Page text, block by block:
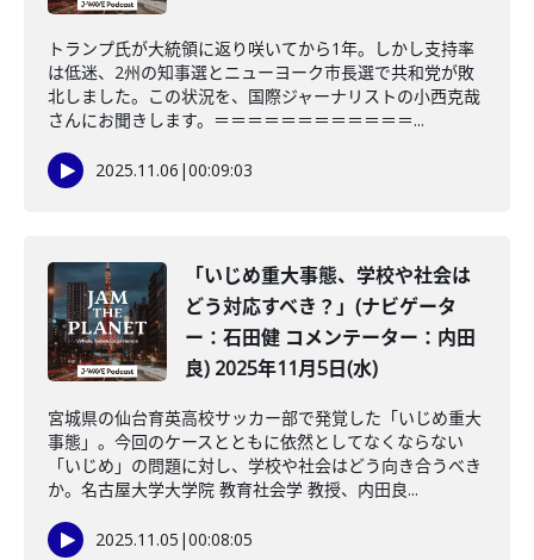
トランプ氏が大統領に返り咲いてから1年。しかし支持率
は低迷、2州の知事選とニューヨーク市長選で共和党が敗
北しました。この状況を、国際ジャーナリストの小西克哉
さんにお聞きします。＝＝＝＝＝＝＝＝＝＝＝＝...
2025.11.06 |00:09:03
「いじめ重大事態、学校や社会は
どう対応すべき？」(ナビゲータ
ー：石田健 コメンテーター：内田
良) 2025年11月5日(水)
宮城県の仙台育英高校サッカー部で発覚した「いじめ重大
事態」。今回のケースとともに依然としてなくならない
「いじめ」の問題に対し、学校や社会はどう向き合うべき
か。名古屋大学大学院 教育社会学 教授、内田良...
2025.11.05 |00:08:05